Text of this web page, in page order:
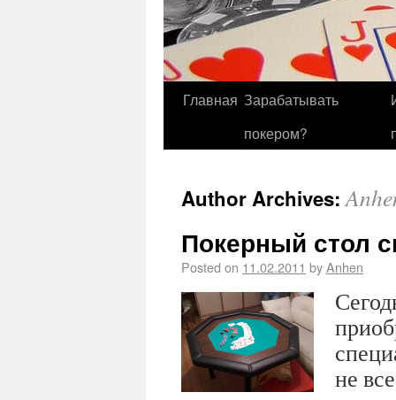
Главная Зарабатывать
покером?
Author Archives:
Покерный стол
Posted on 11.02.2011 byAnhen
не